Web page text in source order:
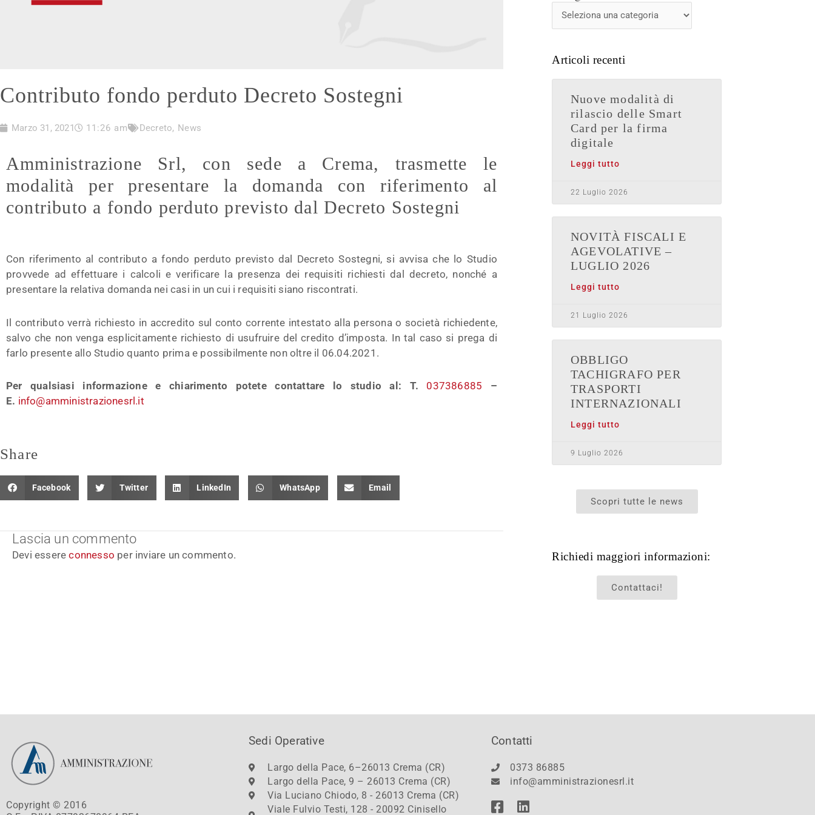
Contributo fondo perduto Decreto Sostegni
Marzo 31, 2021 11:26 am Decreto, News
Amministrazione Srl, con sede a Crema, trasmette le
modalità per presentare la domanda con riferimento al
contributo a fondo perduto previsto dal Decreto Sostegni
Con riferimento al contributo a fondo perduto previsto dal Decreto Sostegni, si avvisa che lo Studio
provvede ad effettuare i calcoli e verificare la presenza dei requisiti richiesti dal decreto, nonché a
presentare la relativa domanda nei casi in un cui i requisiti siano riscontrati.
Il contributo verrà richiesto in accredito sul conto corrente intestato alla persona o società richiedente,
salvo che non venga esplicitamente richiesto di usufruire del credito d’imposta. In tal caso si prega di
farlo presente allo Studio quanto prima e possibilmente non oltre il 06.04.2021.
Per qualsiasi informazione e chiarimento potete contattare lo studio al: T. 037386885 –
E. info@amministrazionesrl.it
Share
Facebook Twitter LinkedIn WhatsApp Email
Lascia un commento
Devi essereconnesso per inviare un commento.
News
Articoli recenti
Nuove modalità di
rilascio delle Smart
Card per la firma
digitale
Leggi tutto
22 Luglio 2026
NOVITÀ FISCALI E
AGEVOLATIVE –
LUGLIO 2026
Leggi tutto
21 Luglio 2026
OBBLIGO
TACHIGRAFO PER
TRASPORTI
INTERNAZIONALI
Leggi tutto
9 Luglio 2026
Scopri tutte le news
Richiedi maggiori informazioni:
Contattaci!
Copyright © 2016
Sedi Operative
Largo della Pace, 6–26013 Crema (CR)
Largo della Pace, 9 – 26013 Crema (CR)
Via Luciano Chiodo, 8 - 26013 Crema (CR)
Viale Fulvio Testi, 128 - 20092 Cinisello
Contatti
0373 86885
info@amministrazionesrl.it